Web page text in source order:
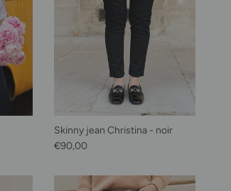
Skinny jean Christina - noir
Prix habituel
€90,00